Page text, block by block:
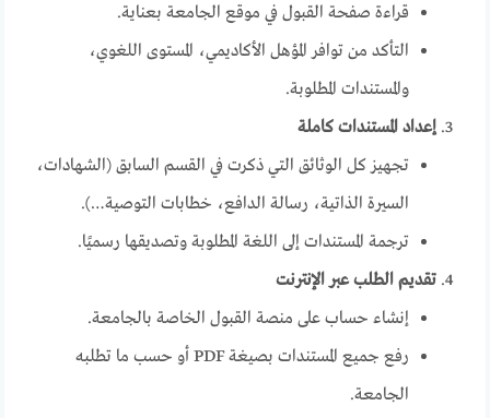
قراءة صفحة القبول في موقع الجامعة بعناية.
التأكد من توافر المؤهل الأكاديمي، المستوى اللغوي،
والمستندات المطلوبة.
إعداد المستندات كاملة
تجهيز كل الوثائق التي ذكرت في القسم السابق (الشهادات،
السيرة الذاتية، رسالة الدافع، خطابات التوصية…).
ترجمة المستندات إلى اللغة المطلوبة وتصديقها رسميًا.
تقديم الطلب عبر الإنترنت
إنشاء حساب على منصة القبول الخاصة بالجامعة.
رفع جميع المستندات بصيغة PDF أو حسب ما تطلبه
الجامعة.